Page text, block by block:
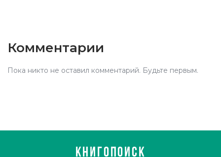
Комментарии
Пока никто не оставил комментарий. Будьте первым.
КНИГОПОИСК